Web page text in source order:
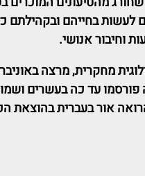
לעשות בחייהם
וחיבור אנושי.
מחקרית, מרצה
פורסמו עד כה בעשרים
אור בעברית בהוצאת